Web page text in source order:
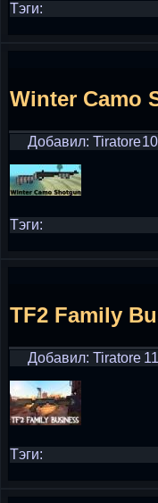
Тэги:
Winter Camo
Добавил: Tiratore
Тэги:
TF2 Family
Добавил: Tiratore
Тэги: